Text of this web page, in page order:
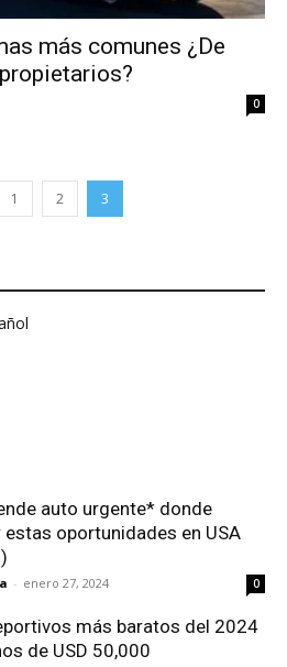
más comunes ¿De
0
1 2 3
auto urgente* donde
oportunidades en USA
- enero 27, 2024 0
más baratos del 2024
de USD 50,000